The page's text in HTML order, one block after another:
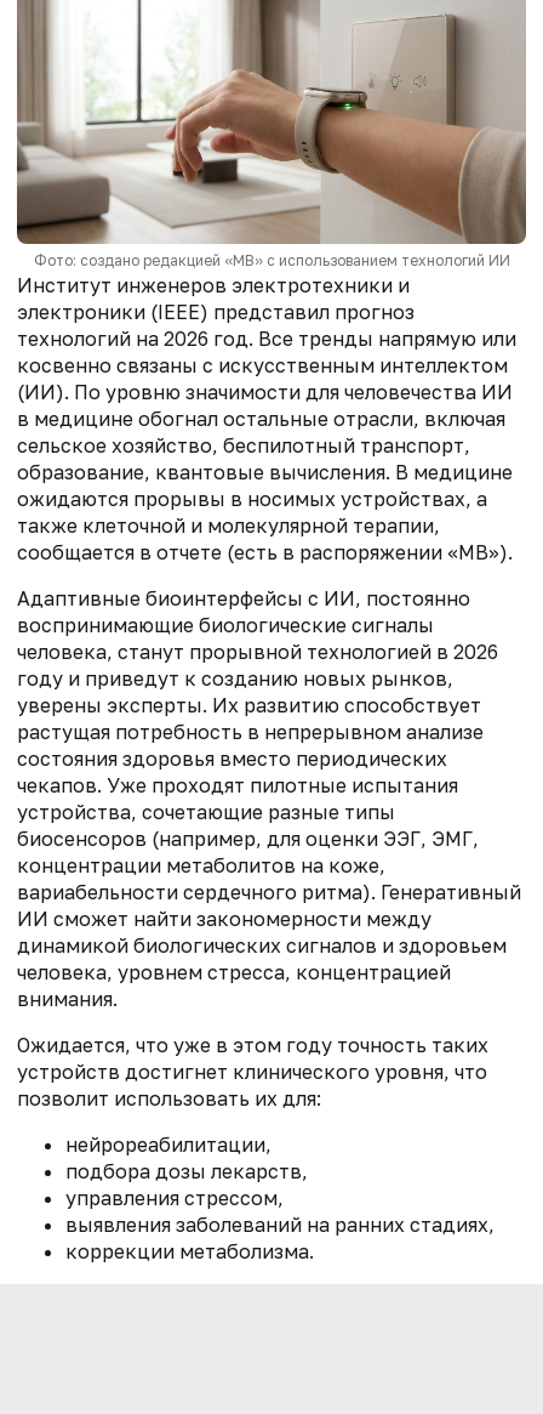
Фото: создано редакцией «МВ» с использованием технологий ИИ
Институт инженеров электротехники и
электроники (IEEE) представил прогноз
технологий на 2026 год. Все тренды напрямую или
косвенно связаны с искусственным интеллектом
(ИИ). По уровню значимости для человечества ИИ
в медицине обогнал остальные отрасли, включая
сельское хозяйство, беспилотный транспорт,
образование, квантовые вычисления. В медицине
ожидаются прорывы в носимых устройствах, а
также клеточной и молекулярной терапии,
сообщается в отчете (есть в распоряжении «МВ»).
Адаптивные биоинтерфейсы с ИИ, постоянно
воспринимающие биологические сигналы
человека, станут прорывной технологией в 2026
году и приведут к созданию новых рынков,
уверены эксперты. Их развитию способствует
растущая потребность в непрерывном анализе
состояния здоровья вместо периодических
чекапов. Уже проходят пилотные испытания
устройства, сочетающие разные типы
биосенсоров (например, для оценки ЭЭГ, ЭМГ,
концентрации метаболитов на коже,
вариабельности сердечного ритма). Генеративный
ИИ сможет найти закономерности между
динамикой биологических сигналов и здоровьем
человека, уровнем стресса, концентрацией
внимания.
Ожидается, что уже в этом году точность таких
устройств достигнет клинического уровня, что
позволит использовать их для:
нейрореабилитации,
подбора дозы лекарств,
управления стрессом,
выявления заболеваний на ранних стадиях,
коррекции метаболизма.